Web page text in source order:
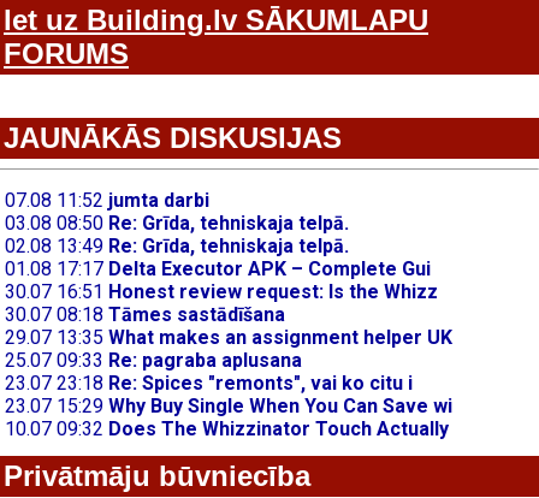
Iet uz Building.lv SĀKUMLAPU
FORUMS
JAUNĀKĀS DISKUSIJAS
Privātmāju būvniecība